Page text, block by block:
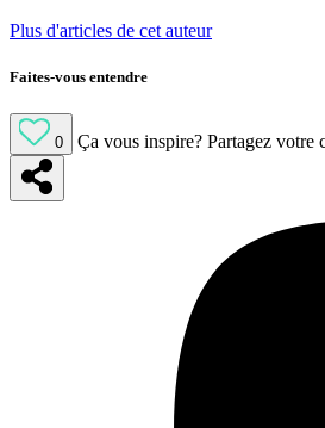
Plus d'articles de cet auteur
Faites-vous entendre
0 Ça vous inspire? Partagez votre